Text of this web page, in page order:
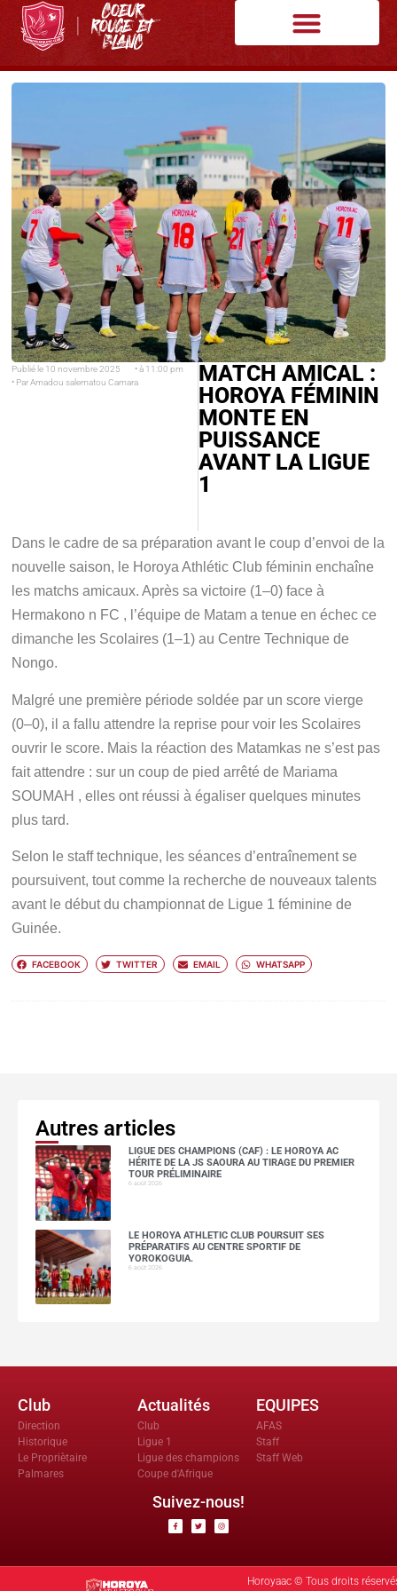
Publié le 10 novembre 2025 • à 11:00 pm
• ParAmadou salematou Camara
MATCH AMICAL :
HOROYA FÉMININ
MONTE EN
PUISSANCE
AVANT LA LIGUE
1
Dans le cadre de sa préparation avant le coup d’envoi de la
nouvelle saison, le Horoya Athlétic Club féminin enchaîne
les matchs amicaux. Après sa victoire (1–0) face à
Hermakono n FC , l’équipe de Matam a tenue en échec ce
dimanche les Scolaires (1–1) au Centre Technique de
Nongo.
Malgré une première période soldée par un score vierge
(0–0), il a fallu attendre la reprise pour voir les Scolaires
ouvrir le score. Mais la réaction des Matamkas ne s’est pas
fait attendre : sur un coup de pied arrêté de Mariama
SOUMAH , elles ont réussi à égaliser quelques minutes
plus tard.
Selon le staff technique, les séances d’entraînement se
poursuivent, tout comme la recherche de nouveaux talents
avant le début du championnat de Ligue 1 féminine de
Guinée.
FACEBOOK TWITTER EMAIL WHATSAPP
Autres articles
LIGUE DES CHAMPIONS (CAF) : LE HOROYA AC
HÉRITE DE LA JS SAOURA AU TIRAGE DU PREMIER
TOUR PRÉLIMINAIRE
6 août 2026
LE HOROYA ATHLETIC CLUB POURSUIT SES
PRÉPARATIFS AU CENTRE SPORTIF DE
YOROKOGUIA.
6 août 2026
Club
Direction
Historique
Le Propriètaire
Palmares
Actualités
Club
Ligue 1
Ligue des champions
Coupe d'Afrique
EQUIPES
AFAS
Staff
Staff Web
Suivez-nous!
Horoyaac © Tous droits